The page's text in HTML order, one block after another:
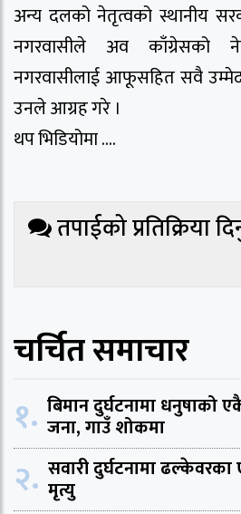
अन्य दलको नेतृत्वको स्थानीय
नगरवासीले अव काँग्रेसको
नगरवासीलाई आफूसहित सवै
उनले आग्रह गरे ।
थप भिडियोमा ….
तपाईको प्रतिक्रिया
चर्चित समाचार
१. बिमान दुर्घटनामा धनुषाको
जना, गाउँ शोकमा
२. सवारी दुर्घटनामा
मृत्यु